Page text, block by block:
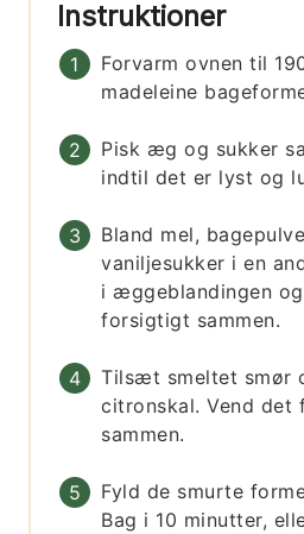
Instruktioner
Forvarm ovnen til
madeleine
Pisk æg og sukker
indtil det er lyst og
Bland mel,
vaniljesukker i en
i æggeblandingen
forsigtigt sammen.
Tilsæt smeltet smør
citronskal. Vend det
sammen.
Fyld de smurte
Bag i 10 minutter,